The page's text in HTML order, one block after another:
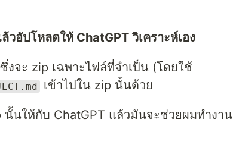
วอัปโหลดให้ ChatGPT วิเคราะห์เอง
ซึ่งจะ zip เฉพาะไฟล์ที่จำเป็น (โดยใช้
เข้าไปใน zip นั้นด้วย
นให้กับ ChatGPT แล้วมันจะช่วยผมทำงาน